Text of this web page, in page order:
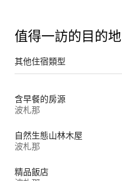
值得一訪的目的地
其他住宿類型
含早餐的房源
波札那
自然生態山林木屋
波札那
精品飯店